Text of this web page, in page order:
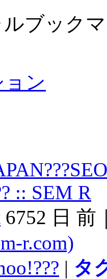
ルブック
ン
:: SEM R
6752 日 前
r.com)
| タ